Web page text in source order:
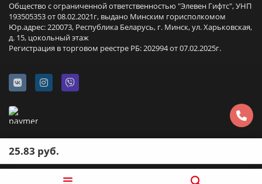
Общество с ограниченной ответственностью "Элевен Гифтс", УНП
193505353 от 08.02.2021г, выдано Минским горисполкомом
Юр.адрес: 220073, Республика Беларусь, г. Минск, ул. Харьковская,
д. 15, цокольный этаж
Регистрация в торговом реестре РБ: 202994 от 07.02.2025г.
25.83 руб.